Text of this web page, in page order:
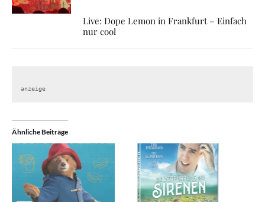
Live: Dope Lemon in Frankfurt – Einfach
nur cool
anzeige
Ähnliche Beiträge